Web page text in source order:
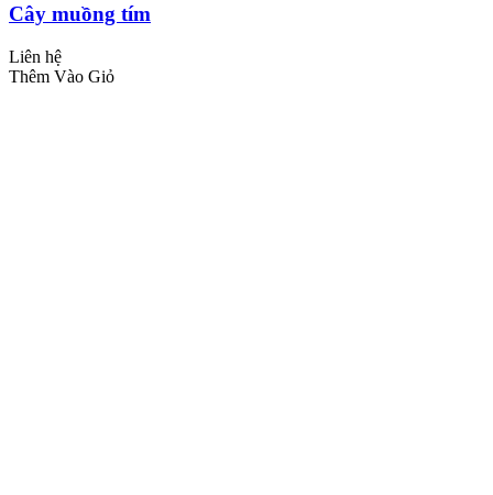
Cây muồng tím
Liên hệ
Thêm Vào Giỏ